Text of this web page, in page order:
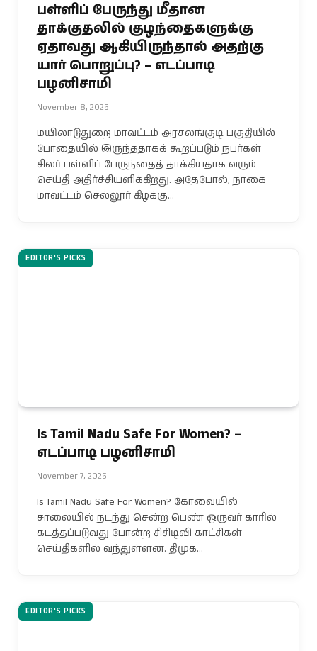
பள்ளிப் பேருந்து மீதான
தாக்குதலில் குழந்தைகளுக்கு
ஏதாவது ஆகியிருந்தால் அதற்கு
யார் பொறுப்பு? – எடப்பாடி
பழனிசாமி
November 8, 2025
மயிலாடுதுறை மாவட்டம் அரசலங்குடி பகுதியில்
போதையில் இருந்ததாகக் கூறப்படும் நபர்கள்
சிலர் பள்ளிப் பேருந்தைத் தாக்கியதாக வரும்
செய்தி அதிர்ச்சியளிக்கிறது. அதேபோல், நாகை
மாவட்டம் செல்லூர் கிழக்கு…
EDITOR'S PICKS
Is Tamil Nadu Safe For Women? –
எடப்பாடி பழனிசாமி
November 7, 2025
Is Tamil Nadu Safe For Women? கோவையில்
சாலையில் நடந்து சென்ற பெண் ஒருவர் காரில்
கடத்தப்படுவது போன்ற சிசிடிவி காட்சிகள்
செய்திகளில் வந்துள்ளன. திமுக…
EDITOR'S PICKS